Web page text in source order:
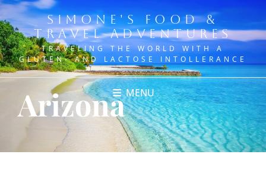
SIMONE'S FOOD &
TRAVEL ADVENTURES
TRAVELING THE WORLD WITH A
GLUTEN- AND LACTOSE INTOLLERANCE
MENU
Arizona